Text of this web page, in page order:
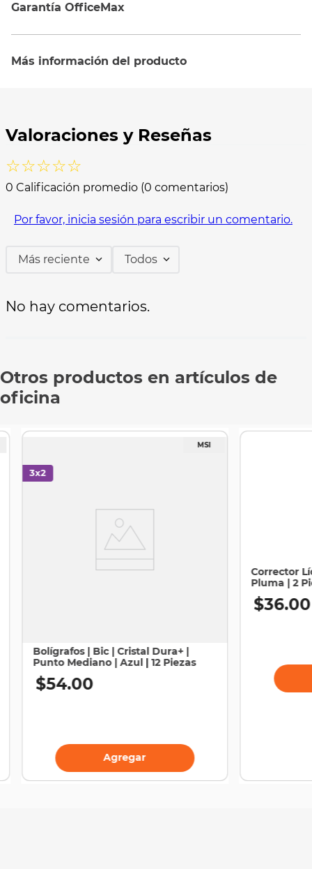
Garantía OfficeMax
Más información del producto
☆☆☆☆☆
0 Calificación promedio (0 comentarios)
Por favor, inicia sesión para escribir un comentario.
Más reciente Todos
No hay comentarios.
Otros productos en artículos de
oficina
Bolígrafos | Bic | Cristal Dura+ |
Punto Mediano | Azul | 12 Piezas
$54.00
Agregar
Corrector
Pluma | 2
$36.00